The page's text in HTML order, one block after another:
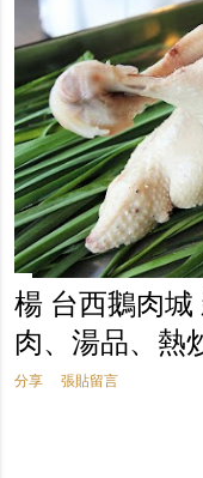
楊 台西鵝肉城
肉、湯品、熱
分享 張貼留言